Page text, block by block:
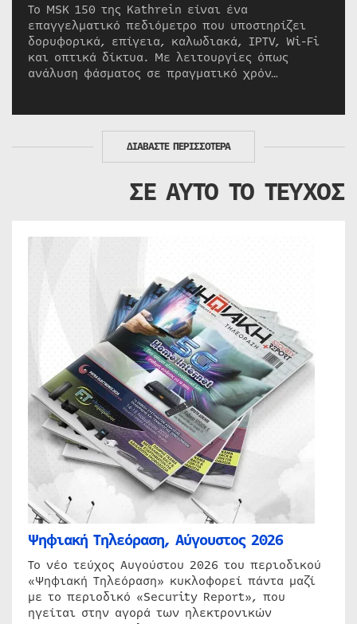
Το MSK 150 της Kathrein είναι ένα
επαγγελματικό πεδιόμετρο που υποστηρίζει
δορυφορικά, επίγεια, καλωδιακά, IPTV, Wi-Fi
και οπτικά δίκτυα. Με λειτουργίες όπως
ανάλυση φάσματος σε πραγματικό χρόν…
ΔΙΑΒΑΣΤΕ ΠΕΡΙΣΣΟΤΕΡΑ
ΣΕ ΑΥΤΟ ΤΟ ΤΕΥΧΟΣ
Ψηφιακή Τηλεόραση, Αύγουστος 2026
Το νέο τεύχος Αυγούστου 2026 του περιοδικού
«Ψηφιακή Τηλεόραση» κυκλοφορεί πάντα μαζί
με το περιοδικό «Security Report», που
ηγείται στην αγορά των ηλεκτρονικών